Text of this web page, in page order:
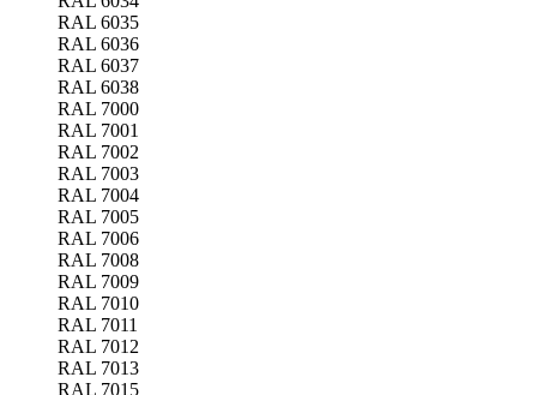
RAL 6035
RAL 6036
RAL 6037
RAL 6038
RAL 7000
RAL 7001
RAL 7002
RAL 7003
RAL 7004
RAL 7005
RAL 7006
RAL 7008
RAL 7009
RAL 7010
RAL 7011
RAL 7012
RAL 7013
RAL 7015